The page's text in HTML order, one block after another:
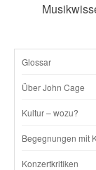
SKIP
CONTENT
Glossar
Über John Cage
Kultur – wozu?
Begegnungen mit
Konzertkritiken